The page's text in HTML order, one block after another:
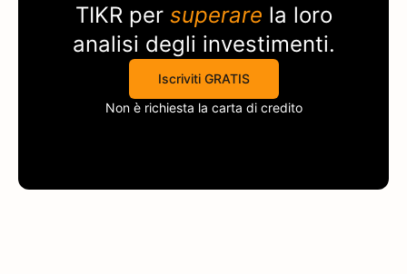
TIKRper superare la loro
analisi degli investimenti.
Iscriviti GRATIS
Non è richiesta la carta di credito